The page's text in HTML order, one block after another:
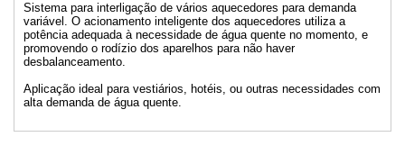
Sistema para interligação de vários aquecedores para demanda
variável. O acionamento inteligente dos aquecedores utiliza a
potência adequada à necessidade de água quente no momento, e
promovendo o rodízio dos aparelhos para não haver
desbalanceamento.
Aplicação ideal para vestiários, hotéis, ou outras necessidades com
alta demanda de água quente.